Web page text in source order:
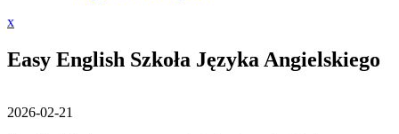
xClose
Easy English Szkoła Języka Angielskiego
2026-02-21